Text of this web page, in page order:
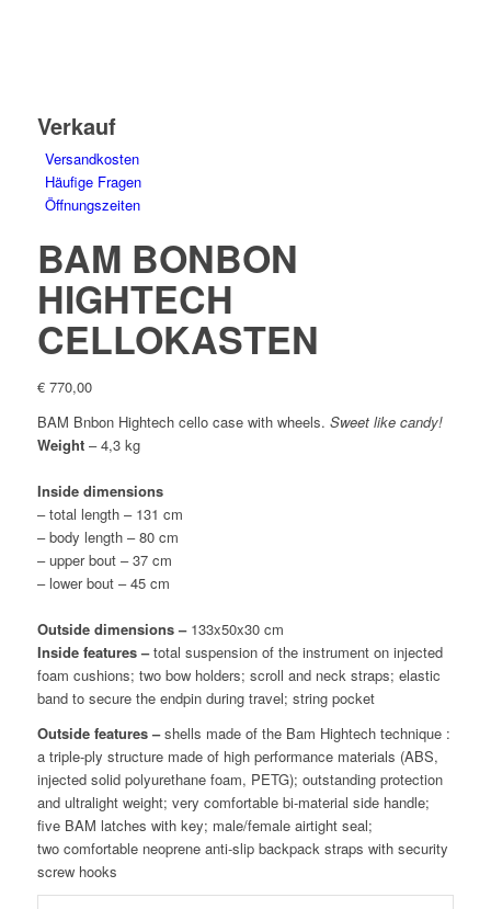
Verkauf
Versandkosten
Häufige Fragen
Öffnungszeiten
BAM BONBON
HIGHTECH
CELLOKASTEN
€770,00
BAM Bnbon Hightech cello case with wheels. Sweet like candy!
Weight–4,3 kg
Inside dimensions
– total length – 131 cm
– body length – 80 cm
– upper bout – 37 cm
– lower bout – 45 cm
Outside dimensions – 133x50x30 cm
Inside features –total suspension of the instrument on injected
foam cushions; two bow holders; scroll and neck straps; elastic
band to secure the endpin during travel; string pocket
Outside features–shells made of the Bam Hightech technique :
a triple-ply structure made of high performance materials (ABS,
injected solid polyurethane foam, PETG); outstanding protection
and ultralight weight; very comfortable bi-material side handle;
five BAM latches with key; male/female airtight seal;
two comfortable neoprene anti-slip backpack straps with security
screw hooks